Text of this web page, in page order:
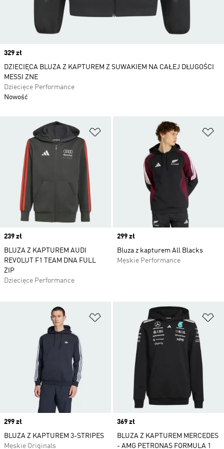
Dodaj do listy życzeń
Price
239 zł
BLUZA Z KAPTUREM AUDI
REVOLUT F1 TEAM DNA FULL
ZIP
Dziecięce Performance
Price
299 zł
Bluza z kapturem All Blacks
Męskie Performance
Dodaj do listy życzeń
Price
299 zł
BLUZA Z KAPTUREM 3-STRIPES
Męskie Originals
Price
369 zł
BLUZA Z KAPTUREM MERCEDES
- AMG PETRONAS FORMULA 1
Price
329 zł
DZIECIĘCA BLUZA Z KAPTUREM Z SUWAKIEM NA CAŁEJ DŁUGOŚCI
MESSI ZNE
Dziecięce Performance
Nowość